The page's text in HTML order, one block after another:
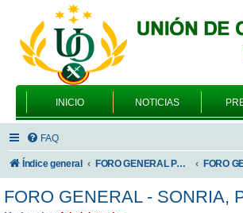
INICIO NOTICIAS
FAQ
Índice general FORO GENERAL PARA TODOS LOS USUARIOS
FORO GENERAL - SONRIA,